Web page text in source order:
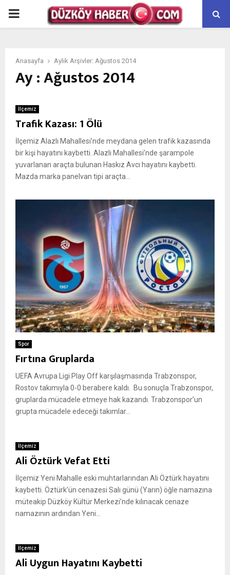
PRIMARY
Anasayfa Aylık Arşivler: Ağustos 2014
Ay : Ağustos 2014
İlçemiz
Trafik Kazası: 1 Ölü
İlçemiz Alazlı Mahallesi’nde meydana gelen trafik kazasında
bir kişi hayatını kaybetti. Alazlı Mahallesi’nde şarampole
yuvarlanan araçta bulunan Haskız Avcı hayatını kaybetti.
Mazda marka panelvan tipi araçta...
Spor
Fırtına Gruplarda
UEFA Avrupa Ligi Play Off karşılaşmasında Trabzonspor,
Rostov takımıyla 0-0 berabere kaldı. Bu sonuçla Trabzonspor,
gruplarda mücadele etmeye hak kazandı. Trabzonspor’un
grupta mücadele edeceği takımlar...
İlçemiz
Ali Öztürk Vefat Etti
İlçemiz Yeni Mahalle eski muhtarlarından Ali Öztürk hayatını
kaybetti. Öztürk’ün cenazesi Salı günü (Yarın) öğle namazına
müteakip Düzköy Kültür Merkezi’nde kılınacak cenaze
namazının ardından Yeni...
İlçemiz
Ali Uygun Hayatını Kaybetti